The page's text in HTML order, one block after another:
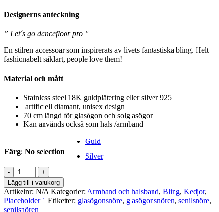
Designerns anteckning
” Let´s go dancefloor pro ”
En stilren accessoar som inspirerats av livets fantastiska bling. Helt
fashionabelt såklart, people love them!
Material och mått
Stainless steel 18K guldplätering eller silver 925
artificiell diamant, unisex design
70 cm längd för glasögon och solglasögon
Kan används också som hals /armband
Färg: No selection
Guld
Silver
Glasögonsnöre
Jiggy
with
it
mängd
Lägg till i varukorg
Artikelnr: N/A Kategorier: Armband och halsband, Bling, Kedjor,
Placeholder 1 Etiketter: glasögonsnöre, glasögonsnören, senilsnöre,
senilsnören